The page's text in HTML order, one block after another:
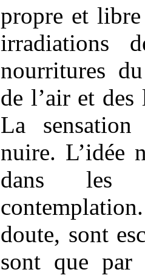
propre et libre
irradiations
nourritures
de l’air et des
La
nuire. L’idée
dans
doute, sont
sont que par